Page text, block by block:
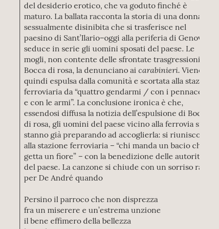
del desiderio erotico, che va goduto finché è
maturo. La ballata racconta la storia di una donna
sessualmente disinibita che si trasferisce nel
paesino di Sant’Ilario–oggi alla periferia di Genova–e
seduce in serie gli uomini sposati del paese. Le
mogli, non contente delle sfrontate trasgressioni di
Bocca di rosa, la denunciano aicarabinieri. Viene
quindi espulsa dalla comunità e scortata alla stazione
ferroviaria da “quattro gendarmi / con i pennacchi
e con le armi”. La conclusione ironica è che,
essendosi diffusa la notizia dell’espulsione di Bocca
di rosa, gli uomini del paese vicino alla ferrovia si
stanno già preparando ad accoglierla: si riuniscono
alla stazione ferroviaria – “chi manda un bacio chi
getta un fiore” – con la benedizione delle autorità
del paese. La canzone si chiude con un sorriso raro
per De André quando
Persino il parroco che non disprezza
fra un miserere e un’estrema unzione
il bene effimero della bellezza